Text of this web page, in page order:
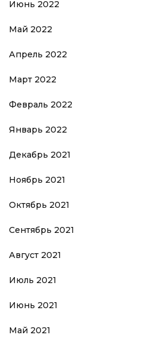
Июнь 2022
Май 2022
Апрель 2022
Март 2022
Февраль 2022
Январь 2022
Декабрь 2021
Ноябрь 2021
Октябрь 2021
Сентябрь 2021
Август 2021
Июль 2021
Июнь 2021
Май 2021